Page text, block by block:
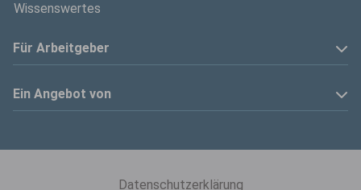
Wissenswertes
Für Arbeitgeber
Anzeige schalten
Ein Angebot von
Datenschutzerklärung